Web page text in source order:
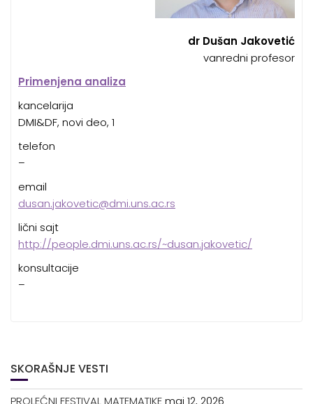
dr Dušan Jakovetić
vanredni profesor
Primenjena analiza
kancelarija
DMI&DF, novi deo, 1
telefon
–
email
dusan.jakovetic@dmi.uns.ac.rs
lični sajt
http://people.dmi.uns.ac.rs/~dusan.jakovetic/
konsultacije
–
SKORAŠNJE VESTI
PROLEĆNI FESTIVAL MATEMATIKE maj 12, 2026